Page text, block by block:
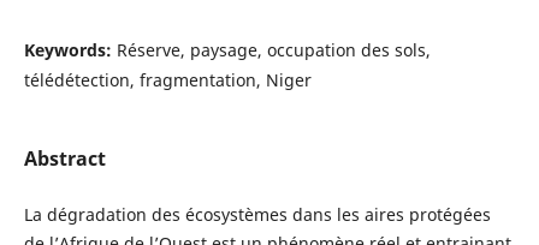
Keywords: Réserve, paysage, occupation des sols,
télédétection, fragmentation, Niger
Abstract
La dégradation des écosystèmes dans les aires protégées